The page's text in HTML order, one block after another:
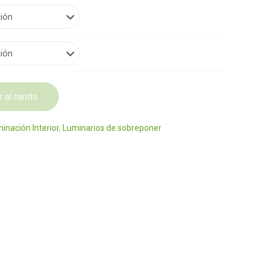
desde
hasta
al carrito
Interior, Luminarios de sobreponer